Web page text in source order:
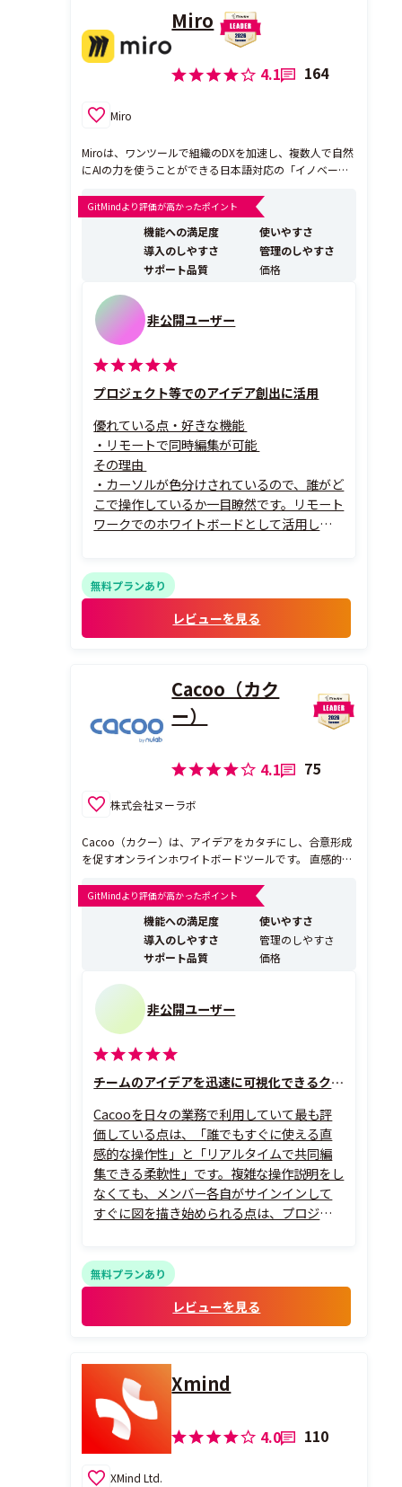
Miro
4.1 164
Miro
Miroは、ワンツールで組織のDXを加速し、複数人で自然
にAIの力を使うことができる日本語対応の「イノベーシ
ためにプレゼン資料や議事録、タスク管理ツール、関連
図面など、あちこちを探し回るような一日を過ごしてい
ませんか？Miroは、多くの業務で共通するプロセスであ
GitMindより評価が高かったポイント
機能への満足度
使いやすさ
導入のしやすさ
管理のしやすさ
サポート品質
価格
非公開ユーザー
プロジェクト等でのアイデア創出に活用
優れている点・好きな機能
・リモートで同時編集が可能
その理由
・カーソルが色分けされているので、誰がど
こで操作しているか一目瞭然です。リモート
ワークでのホワイトボードとして活用して
無料プランあり
レビューを見る
Cacoo（カク
ー）
4.1 75
株式会社ヌーラボ
Cacoo（カクー）は、アイデアをカタチにし、合意形成
を促すオンラインホワイトボードツールです。 直感的な
内外を問わず複数人での共同作業をする場面でご利用い
ただけます。 ブラウザ上で操作可能、専用のソフトウェ
ア・アプリは不要です。 Cacooを...
GitMindより評価が高かったポイント
機能への満足度
使いやすさ
導入のしやすさ
管理のしやすさ
サポート品質
価格
非公開ユーザー
チームのアイデアを迅速に可視化できるクラウドプレゼンツール
Cacooを日々の業務で利用していて最も評
価している点は、「誰でもすぐに使える直
感的な操作性」と「リアルタイムで共同編
集できる柔軟性」です。複雑な操作説明をし
なくても、メンバー各自がサインインして
すぐに図を描き始められる点は、プロジェ
特に良いと感じるのは、図形やテンプレー
トの豊富さと、ドラッグ・ドロップ中心の操
作体系です。ワイヤー...
無料プランあり
レビューを見る
Xmind
4.0 110
XMind Ltd.